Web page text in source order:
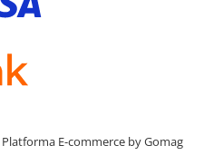
Platforma E-commerce by Gomag